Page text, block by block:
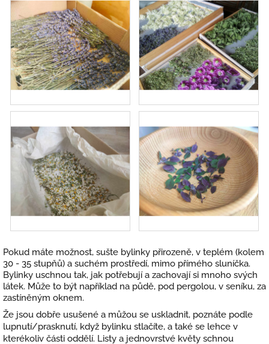
Pokud máte možnost, sušte bylinky přirozeně, v teplém (kolem
30 - 35 stupňů) a suchém prostředí, mimo přímého sluníčka.
Bylinky uschnou tak, jak potřebují a zachovají si mnoho svých
látek. Může to být například na půdě, pod pergolou, v seníku, za
zastíněným oknem.
Že jsou dobře usušené a můžou se uskladnit, poznáte podle
lupnutí/prasknutí, když bylinku stlačíte, a také se lehce v
kterékoliv části oddělí. Listy a jednovrstvé květy schnou